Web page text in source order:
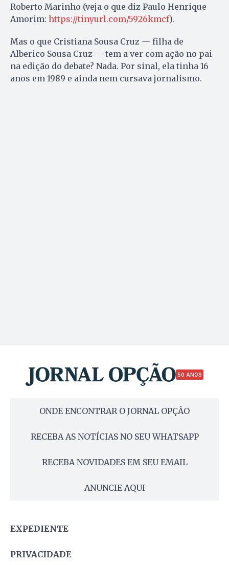
Roberto Marinho (veja o que diz Paulo Henrique
Amorim: https://tinyurl.com/5926kmcf).
Mas o que Cristiana Sousa Cruz — filha de
Alberico Sousa Cruz — tem a ver com ação no pai
na edição do debate? Nada. Por sinal, ela tinha 16
anos em 1989 e ainda nem cursava jornalismo.
50 ANOS
ONDE ENCONTRAR O JORNAL OPÇÃO
RECEBA AS NOTÍCIAS NO SEU WHATSAPP
RECEBA NOVIDADES EM SEU EMAIL
ANUNCIE AQUI
EXPEDIENTE
PRIVACIDADE